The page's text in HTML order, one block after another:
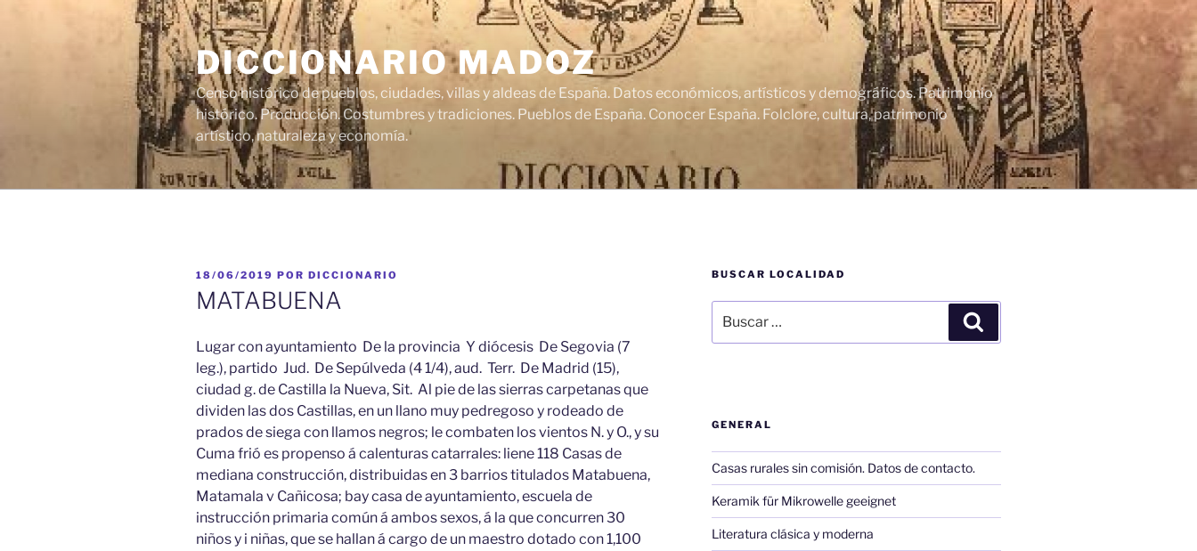
DICCIONARIO MADOZ
Censo histórico de pueblos, ciudades, villas y aldeas de España. Datos económicos, artísticos y demográficos. Patrimonio
histórico. Producción. Costumbres y tradiciones. Pueblos de España. Conocer España. Folclore, cultura, patrimonio
artístico, naturaleza y economía.
PUBLICADO
EL
18/06/2019 POR DICCIONARIO
MATABUENA
Lugar con ayuntamiento De la provincia Y diócesis De Segovia (7
leg.), partido Jud. De Sepúlveda (4 1/4), aud. Terr. De Madrid (15),
ciudad g. de Castilla la Nueva, Sit. Al pie de las sierras carpetanas que
dividen las dos Castillas, en un llano muy pedregoso y rodeado de
prados de siega con llamos negros; le combaten los vientos N. y O., y su
Cuma frió es propenso á calenturas catarrales: liene 118 Casas de
mediana construcción, distribuidas en 3 barrios titulados Matabuena,
Matamala v Cañicosa; bay casa de ayuntamiento, escuela de
instrucción primaria común á ambos sexos, á la que concurren 30
niños y i niñas, que se hallan á cargo de un maestro dotado con 1,100
BUSCAR LOCALIDAD
por:
GENERAL
Casas rurales sin comisión. Datos de contacto.
Keramik für Mikrowelle geeignet
Literatura clásica y moderna